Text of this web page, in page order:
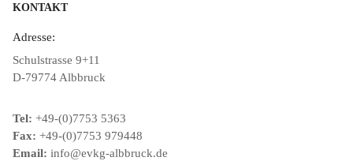
KONTAKT
Adresse:
Schulstrasse 9+11
D-79774 Albbruck
Tel: +49-(0)7753 5363
Fax: +49-(0)7753 979448
Email: info@evkg-albbruck.de